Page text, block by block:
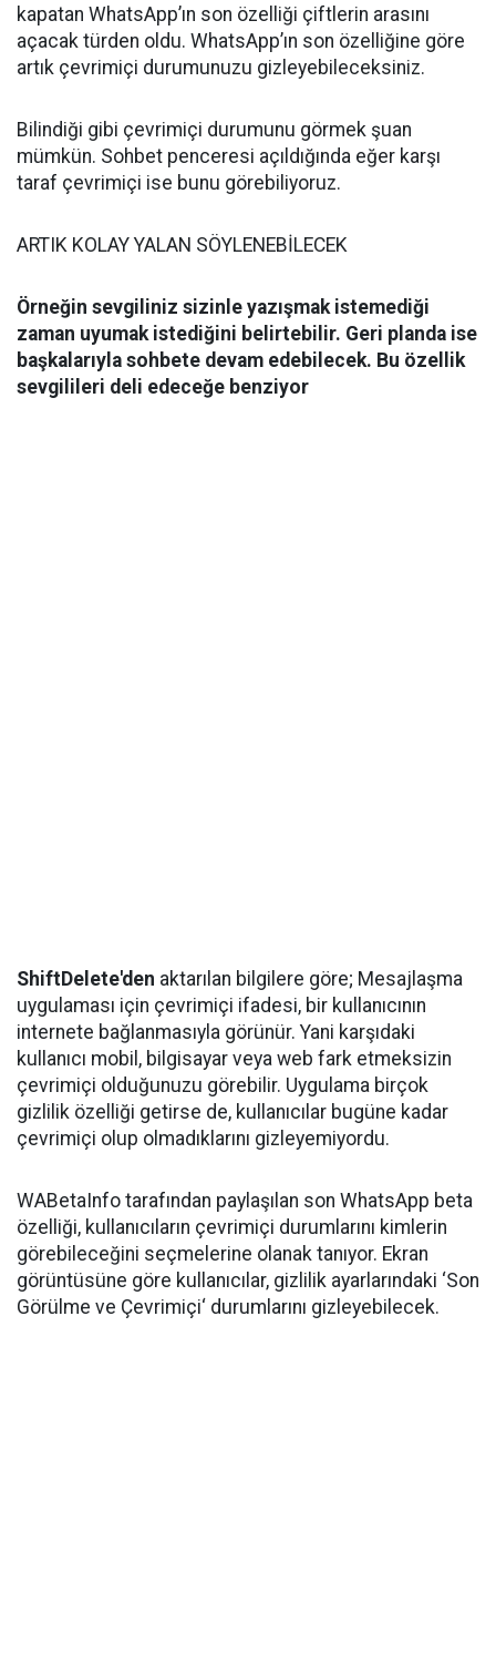
kapatan WhatsApp’ın son özelliği çiftlerin arasını
açacak türden oldu. WhatsApp’ın son özelliğine göre
artık çevrimiçi durumunuzu gizleyebileceksiniz.
Bilindiği gibi çevrimiçi durumunu görmek şuan
mümkün. Sohbet penceresi açıldığında eğer karşı
taraf çevrimiçi ise bunu görebiliyoruz.
ARTIK KOLAY YALAN SÖYLENEBİLECEK
Örneğin sevgiliniz sizinle yazışmak istemediği
zaman uyumak istediğini belirtebilir. Geri planda ise
başkalarıyla sohbete devam edebilecek. Bu özellik
sevgilileri deli edeceğe benziyor
ShiftDelete'den aktarılan bilgilere göre; Mesajlaşma
uygulaması için çevrimiçi ifadesi, bir kullanıcının
internete bağlanmasıyla görünür. Yani karşıdaki
kullanıcı mobil, bilgisayar veya web fark etmeksizin
çevrimiçi olduğunuzu görebilir. Uygulama birçok
gizlilik özelliği getirse de, kullanıcılar bugüne kadar
çevrimiçi olup olmadıklarını gizleyemiyordu.
WABetaInfo tarafından paylaşılan son WhatsApp beta
özelliği, kullanıcıların çevrimiçi durumlarını kimlerin
görebileceğini seçmelerine olanak tanıyor. Ekran
görüntüsüne göre kullanıcılar, gizlilik ayarlarındaki ‘Son
Görülme ve Çevrimiçi‘ durumlarını gizleyebilecek.